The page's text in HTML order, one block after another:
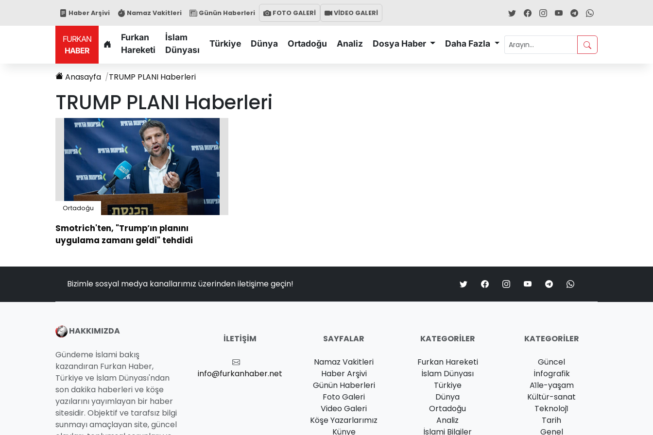
Haber Arşivi Namaz Vakitleri Günün Haberleri FOTO GALERİ VİDEO GALERİ
FURKAN
HABER
Furkan
Hareketi
İslam
Dünyası
Türkiye Dünya Ortadoğu Analiz Dosya Haber Daha Fazla
Anasayfa TRUMP PLANI Haberleri
TRUMP PLANI Haberleri
Ortadoğu
Smotrich'ten, "Trump’ın planını
uygulama zamanı geldi" tehdidi
Bizimle sosyal medya kanallarımız üzerinden iletişime geçin!
HAKKIMIZDA
Gündeme İslami bakış
kazandıran Furkan Haber,
Türkiye ve İslam Dünyası'ndan
son dakika haberleri ve köşe
yazılarını yayımlayan bir haber
sitesidir. Objektif ve tarafsız bilgi
sunmayı amaçlayan site, güncel
İLETIŞIM
info@furkanhaber.net
SAYFALAR
Namaz Vakitleri
Haber Arşivi
Günün Haberleri
Foto Galeri
Video Galeri
Köşe Yazarlarımız
Künye
KATEGORILER
Furkan Hareketi
İslam Dünyası
Türkiye
Dünya
Ortadoğu
Analiz
İslami Bilgiler
KATEGORILER
Güncel
İnfografik
Ai̇le-yaşam
Kültür-sanat
Teknoloji̇
Tarih
Genel